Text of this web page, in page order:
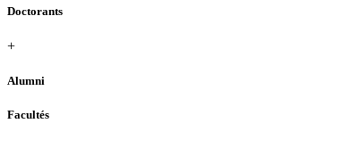
Doctorants
+
Alumni
Facultés